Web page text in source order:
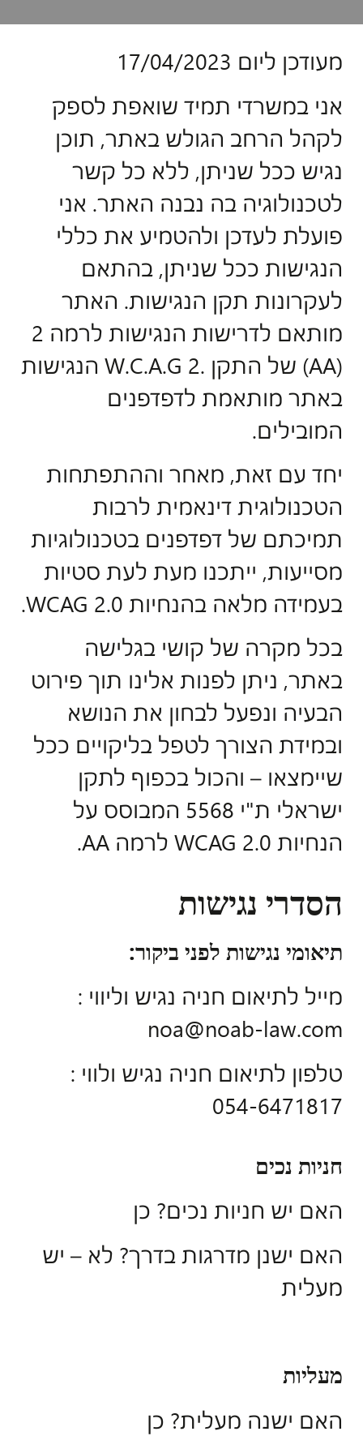
מעודכן ליום ‏17/04/2023
אני במשרדי תמיד שואפת לספק
לקהל הרחב הגולש באתר, תוכן
נגיש ככל שניתן, ללא כל קשר
לטכנולוגיה בה נבנה האתר. אני
פועלת לעדכן ולהטמיע את כללי
הנגישות ככל שניתן, בהתאם
לעקרונות תקן הנגישות. האתר
מותאם לדרישות הנגישות לרמה 2
(AA) של התקן .W.C.A.G 2 הנגישות
באתר מותאמת לדפדפנים
המובילים.
יחד עם זאת, מאחר וההתפתחות
הטכנולוגית דינאמית לרבות
תמיכתם של דפדפנים בטכנולוגיות
מסייעות, ייתכנו מעת לעת סטיות
בעמידה מלאה בהנחיות WCAG 2.0.
בכל מקרה של קושי בגלישה
באתר, ניתן לפנות אלינו תוך פירוט
הבעיה ונפעל לבחון את הנושא
ובמידת הצורך לטפל בליקויים ככל
שיימצאו – והכול בכפוף לתקן
ישראלי ת"י 5568 המבוסס על
הנחיות WCAG 2.0 לרמה AA.
הסדרי נגישות
תיאומי נגישות לפני ביקור:
מייל לתיאום חניה נגיש וליווי :
noa@noab-law.com
טלפון לתיאום חניה נגיש ולווי :
054-6471817
חניות נכים
האם יש חניות נכים? כן
האם ישנן מדרגות בדרך? לא – יש
מעלית
מעליות
האם ישנה מעלית? כן